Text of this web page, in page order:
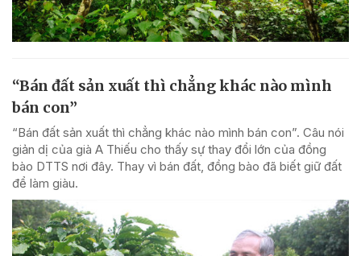
“Bán đất sản xuất thì chẳng khác nào mình
bán con”
“Bán đất sản xuất thì chẳng khác nào mình bán con”. Câu nói
giản dị của già A Thiếu cho thấy sự thay đổi lớn của đồng
bào DTTS nơi đây. Thay vì bán đất, đồng bào đã biết giữ đất
để làm giàu.